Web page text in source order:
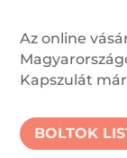
Az online
Kapszulát
BOLTOK